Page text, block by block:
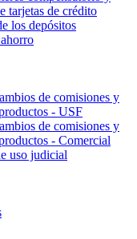
tarjetas de crédito
los depósitos
de comisiones y
- USF
de comisiones y
- Comercial
uso judicial